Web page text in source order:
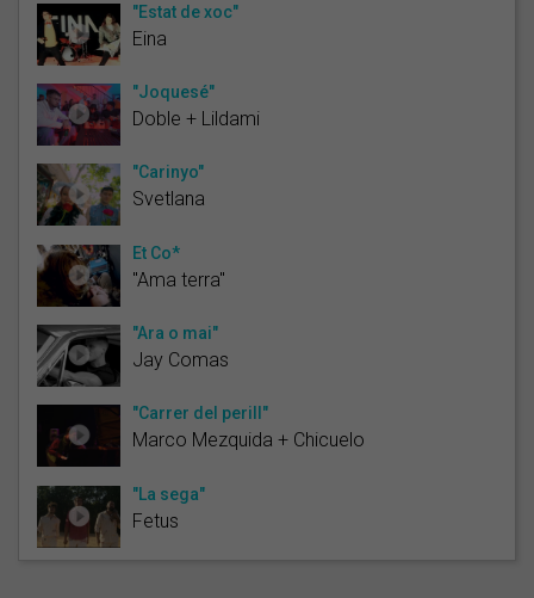
"Estat de xoc"
Eina
"Joquesé"
Doble + Lildami
"Carinyo"
Svetlana
Et Co*
"Ama terra"
"Ara o mai"
Jay Comas
"Carrer del perill"
Marco Mezquida + Chicuelo
"La sega"
Fetus